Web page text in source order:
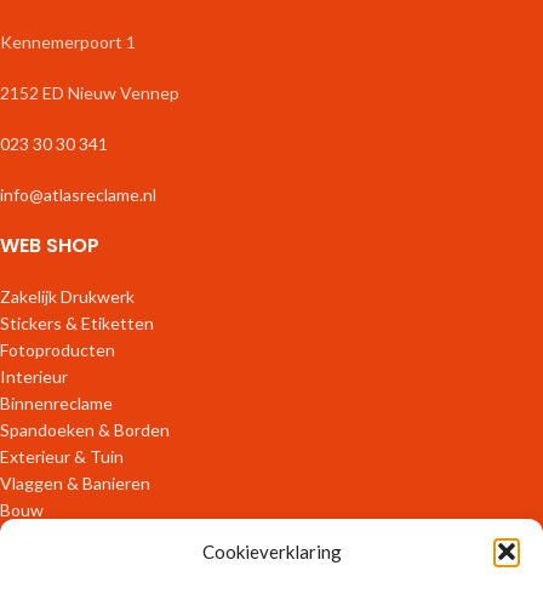
Cookieverklaring
Kennemerpoort 1
2152 ED Nieuw Vennep
023 30 30 341
info@atlasreclame.nl
WEB SHOP
Zakelijk Drukwerk
Stickers & Etiketten
Fotoproducten
Interieur
Binnenreclame
Spandoeken & Borden
Exterieur & Tuin
Vlaggen & Banieren
Bouw
Verpakkingen